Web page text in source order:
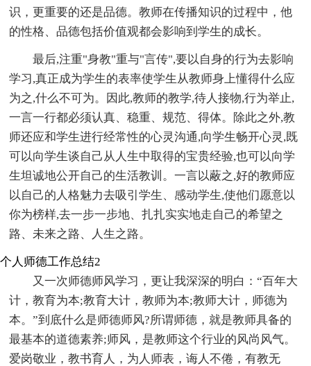
识，更重要的还是品德。教师在传播知识的过程中，他
的性格、品德包括价值观都会影响到学生的成长。
最后,注重"身教"重与"言传",要以自身的行为去影响
学习,真正成为学生的表率使学生从教师身上懂得什么应
为之,什么不可为。因此,教师的教学,待人接物,行为举止,
一言一行都必须认真、稳重、规范、得体。除此之外,教
师还应和学生进行经常性的心灵沟通,向学生畅开心灵,既
可以向学生谈自己从人生中取得的宝贵经验,也可以向学
生坦诚地公开自己的生活教训。一言以蔽之,好的教师应
以自己的人格魅力去吸引学生、感动学生,使他们愿意以
你为榜样,去一步一步地、扎扎实实地走自己的希望之
路、未来之路、人生之路。
个人师德工作总结2
又一次师德师风学习，更让我深深的明白：“百年大
计，教育为本;教育大计，教师为本;教师大计，师德为
本。”到底什么是师德师风?所谓师德，就是教师具备的
最基本的道德素养;师风，是教师这个行业的风尚风气。
爱岗敬业，教书育人，为人师表，诲人不倦，有教无